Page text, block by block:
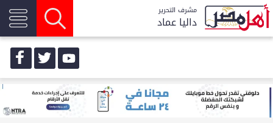
مشرف التحرير
داليا عماد